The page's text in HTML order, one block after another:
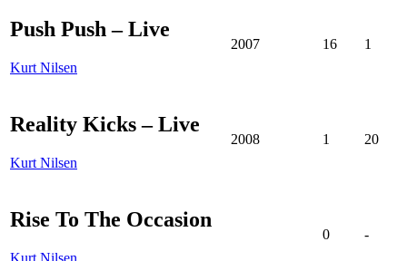
Push Push – Live
Kurt Nilsen
2007 16 1
Reality Kicks – Live
Kurt Nilsen
2008 1 20
Rise To The Occasion
Kurt Nilsen
0 -